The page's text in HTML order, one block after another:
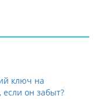
ключ на
он забыт?